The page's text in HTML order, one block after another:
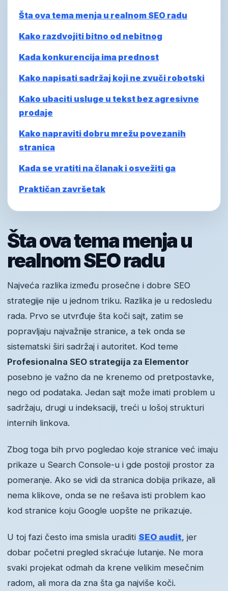
Šta ova tema menja u realnom SEO radu
Kako razdvojiti bitno od nebitnog
Kada konkurencija ima prednost
Kako napisati sadržaj koji ne zvuči robotski
Kako ubaciti usluge u tekst bez agresivne
prodaje
Kako napraviti dobru mrežu povezanih
stranica
Kada se vratiti na članak i osvežiti ga
Praktičan završetak
Šta ova tema menja u
realnom SEO radu
Najveća razlika između prosečne i dobre SEO
strategije nije u jednom triku. Razlika je u redosledu
rada. Prvo se utvrđuje šta koči sajt, zatim se
popravljaju najvažnije stranice, a tek onda se
sistematski širi sadržaj i autoritet. Kod teme
Profesionalna SEO strategija za Elementor
posebno je važno da ne krenemo od pretpostavke,
nego od podataka. Jedan sajt može imati problem u
sadržaju, drugi u indeksaciji, treći u lošoj strukturi
internih linkova.
Zbog toga bih prvo pogledao koje stranice već imaju
prikaze u Search Console-u i gde postoji prostor za
pomeranje. Ako se vidi da stranica dobija prikaze, ali
nema klikove, onda se ne rešava isti problem kao
kod stranice koju Google uopšte ne prikazuje.
U toj fazi često ima smisla uraditi SEO audit, jer
dobar početni pregled skraćuje lutanje. Ne mora
svaki projekat odmah da krene velikim mesečnim
radom, ali mora da zna šta ga najviše koči.